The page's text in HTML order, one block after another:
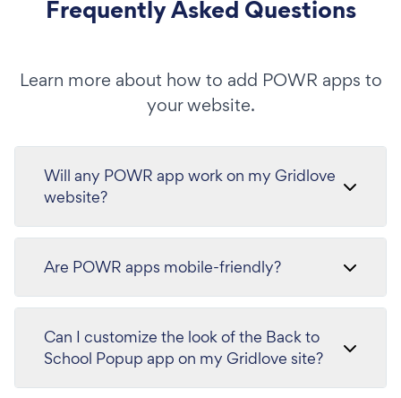
Frequently Asked Questions
Learn more about how to add POWR apps to
your website.
Will any POWR app work on my Gridlove
website?
Are POWR apps mobile-friendly?
Can I customize the look of the Back to
School Popup app on my Gridlove site?